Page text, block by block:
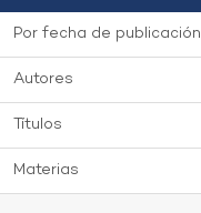
Por fecha de publicación
Autores
Títulos
Materias